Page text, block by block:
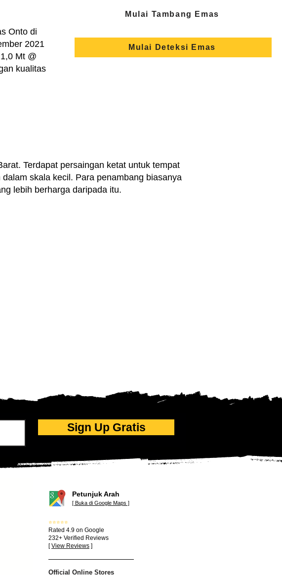
Onto di
2021
Mt @
kualitas
Mulai Tambang Emas
Mulai Deteksi Emas
Terdapat persaingan ketat untuk tempat
skala kecil. Para penambang biasanya
lebih berharga daripada itu.
Sign Up Gratis
Petunjuk Arah
[ Buka di Google Maps ]
⭐⭐⭐⭐⭐
Rated 4.9 on Google
232+ Verified Reviews
[View Reviews ]
Official Online Stores